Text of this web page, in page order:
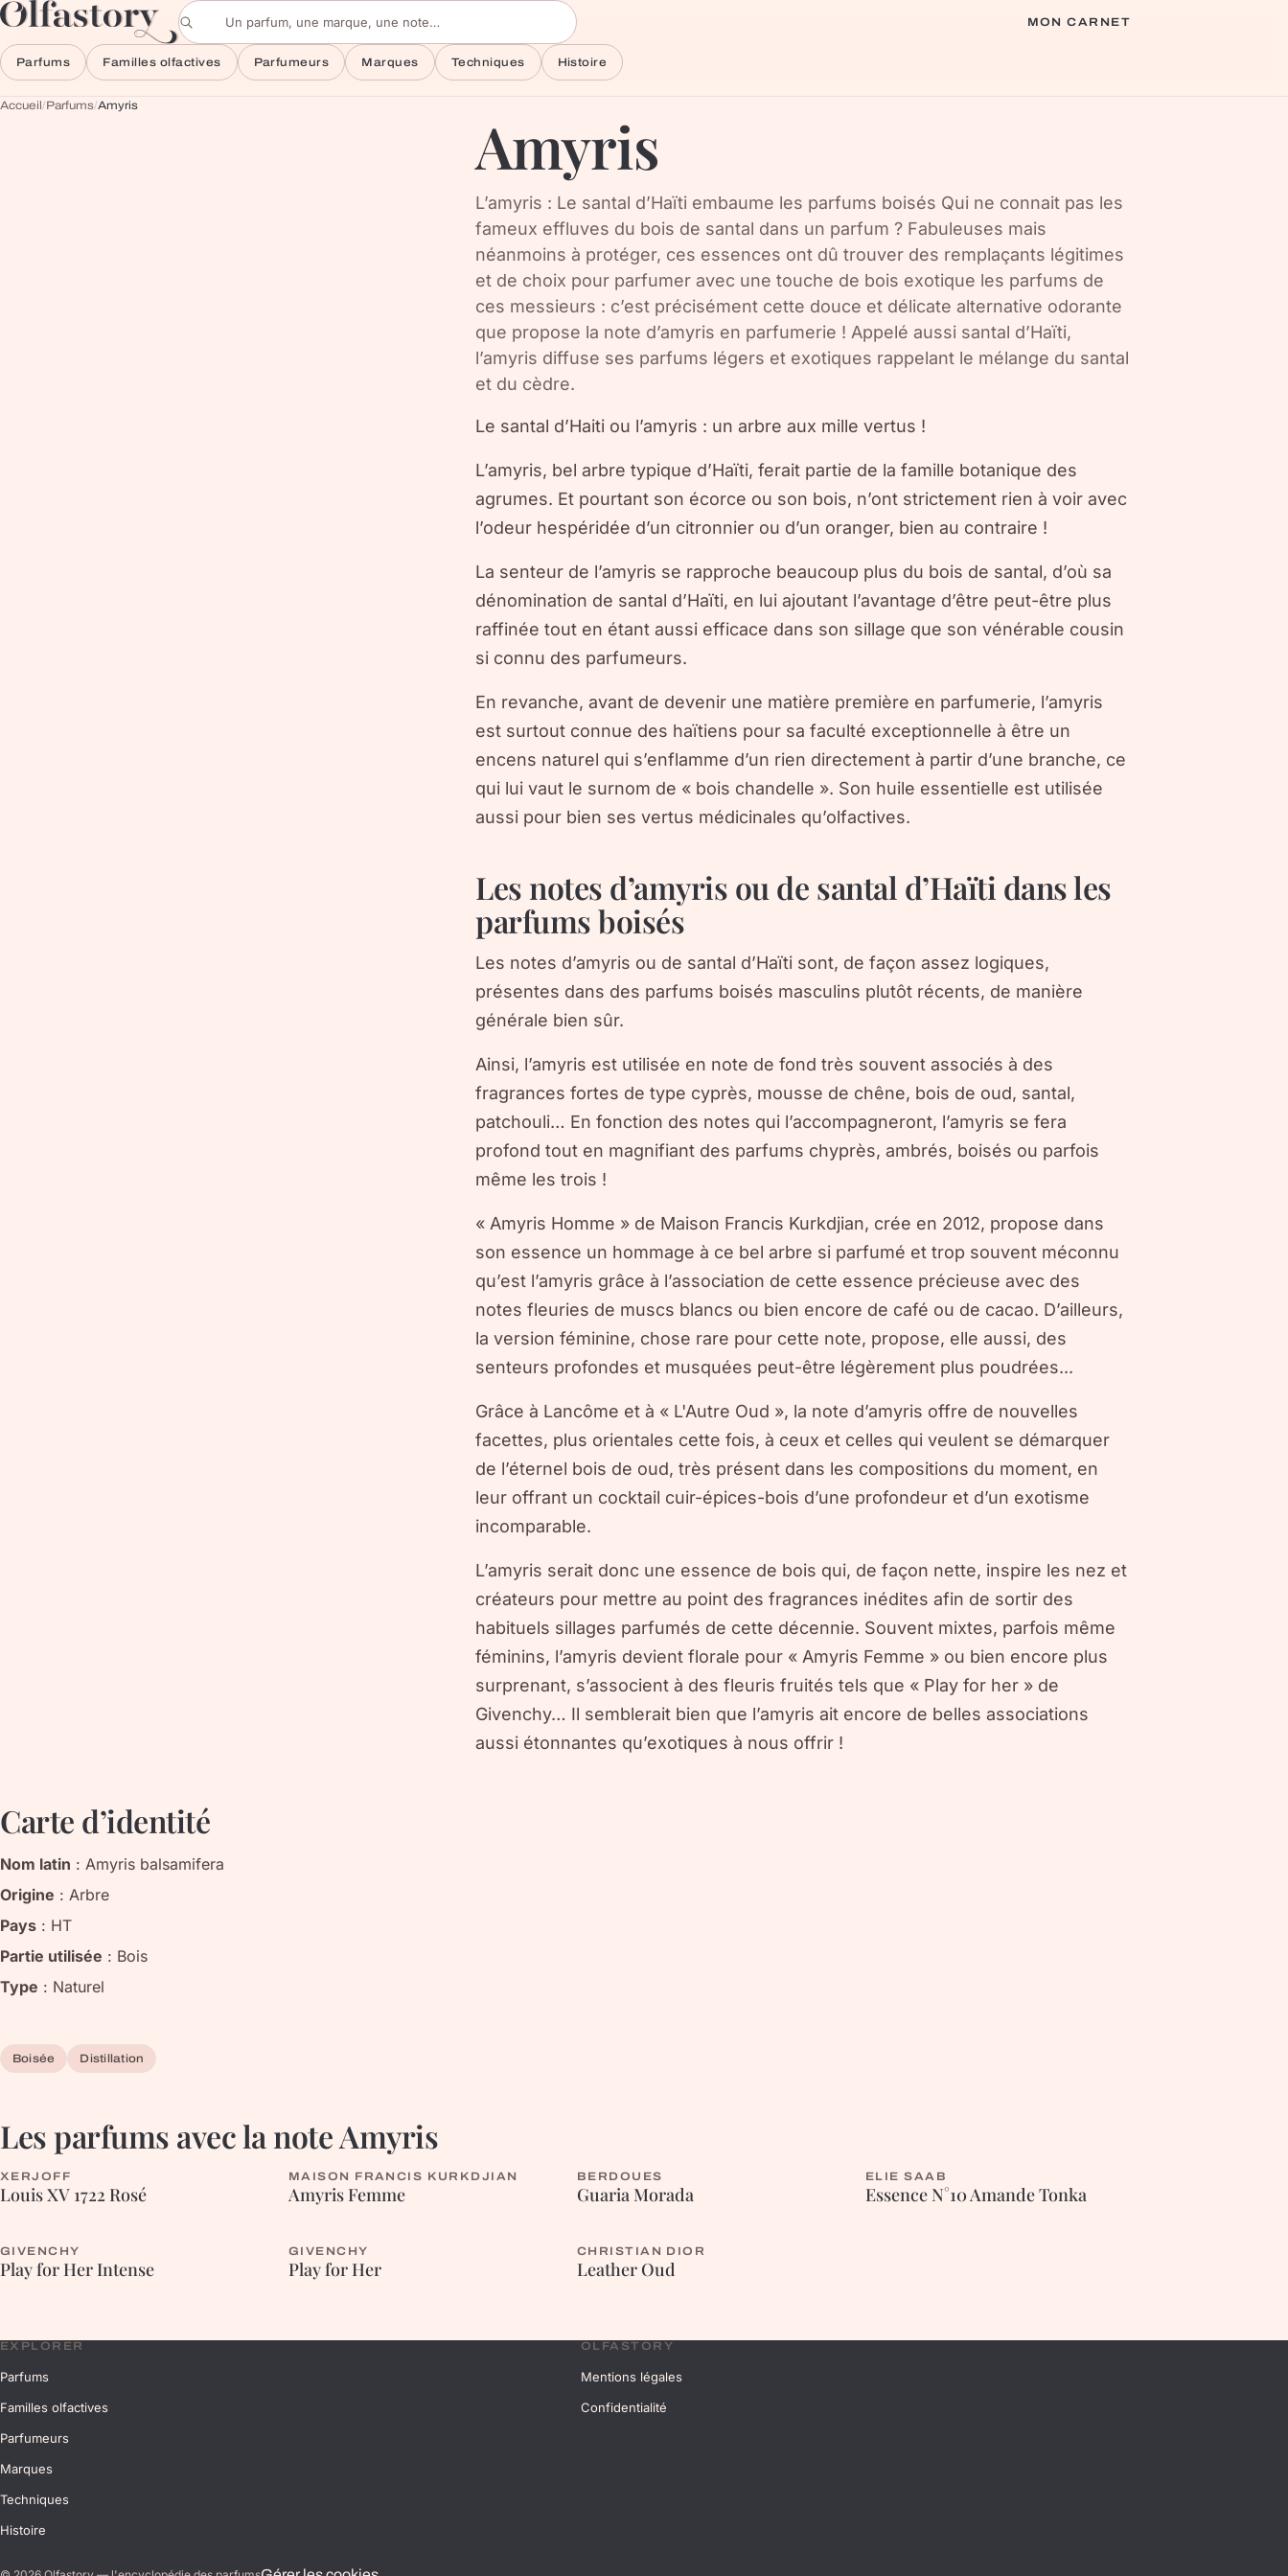
Aller au contenu
Rechercher un parfum
MON CARNET
Parfums Familles olfactives Parfumeurs Marques Techniques Histoire
Accueil/Parfums/Amyris
Amyris
L’amyris : Le santal d’Haïti embaume les parfums boisés Qui ne connait pas les
fameux effluves du bois de santal dans un parfum ? Fabuleuses mais
néanmoins à protéger, ces essences ont dû trouver des remplaçants légitimes
et de choix pour parfumer avec une touche de bois exotique les parfums de
ces messieurs : c’est précisément cette douce et délicate alternative odorante
que propose la note d’amyris en parfumerie ! Appelé aussi santal d’Haïti,
l’amyris diffuse ses parfums légers et exotiques rappelant le mélange du santal
et du cèdre.
Le santal d’Haiti ou l’amyris : un arbre aux mille vertus !
L’amyris, bel arbre typique d’Haïti, ferait partie de la famille botanique des
agrumes. Et pourtant son écorce ou son bois, n’ont strictement rien à voir avec
l’odeur hespéridée d’un citronnier ou d’un oranger, bien au contraire !
La senteur de l’amyris se rapproche beaucoup plus du bois de santal, d’où sa
dénomination de santal d’Haïti, en lui ajoutant l’avantage d’être peut-être plus
raffinée tout en étant aussi efficace dans son sillage que son vénérable cousin
si connu des parfumeurs.
En revanche, avant de devenir une matière première en parfumerie, l’amyris
est surtout connue des haïtiens pour sa faculté exceptionnelle à être un
encens naturel qui s’enflamme d’un rien directement à partir d’une branche, ce
qui lui vaut le surnom de « bois chandelle ». Son huile essentielle est utilisée
aussi pour bien ses vertus médicinales qu’olfactives.
Les notes d’amyris ou de santal d’Haïti dans les
parfums boisés
Les notes d’amyris ou de santal d’Haïti sont, de façon assez logiques,
présentes dans des parfums boisés masculins plutôt récents, de manière
générale bien sûr.
Ainsi, l’amyris est utilisée en note de fond très souvent associés à des
fragrances fortes de type cyprès, mousse de chêne, bois de oud, santal,
patchouli… En fonction des notes qui l’accompagneront, l’amyris se fera
profond tout en magnifiant des parfums chyprès, ambrés, boisés ou parfois
même les trois !
« Amyris Homme » de Maison Francis Kurkdjian, crée en 2012, propose dans
son essence un hommage à ce bel arbre si parfumé et trop souvent méconnu
qu’est l’amyris grâce à l’association de cette essence précieuse avec des
notes fleuries de muscs blancs ou bien encore de café ou de cacao. D’ailleurs,
la version féminine, chose rare pour cette note, propose, elle aussi, des
senteurs profondes et musquées peut-être légèrement plus poudrées...
Grâce à Lancôme et à « L'Autre Oud », la note d’amyris offre de nouvelles
facettes, plus orientales cette fois, à ceux et celles qui veulent se démarquer
de l’éternel bois de oud, très présent dans les compositions du moment, en
leur offrant un cocktail cuir-épices-bois d’une profondeur et d’un exotisme
incomparable.
L’amyris serait donc une essence de bois qui, de façon nette, inspire les nez et
créateurs pour mettre au point des fragrances inédites afin de sortir des
habituels sillages parfumés de cette décennie. Souvent mixtes, parfois même
féminins, l’amyris devient florale pour « Amyris Femme » ou bien encore plus
surprenant, s’associent à des fleuris fruités tels que « Play for her » de
Givenchy… Il semblerait bien que l’amyris ait encore de belles associations
aussi étonnantes qu’exotiques à nous offrir !
Carte d’identité
Nom latin : Amyris balsamifera
Origine : Arbre
Pays : HT
Partie utilisée : Bois
Type : Naturel
Boisée Distillation
Les parfums avec la noteAmyris
FRUITÉE
XERJOFF
Louis XV 1722 Rosé FLEURIE
MAISON FRANCIS KURKDJIAN
Amyris Femme FLEURIE
BERDOUES
Guaria Morada ORIENTALE
ELIE SAAB
Essence N°10 Amande Tonka
ORIENTALE
GIVENCHY
Play for Her Intense FLEURIE
GIVENCHY
Play for Her BOISÉE
CHRISTIAN DIOR
Leather Oud
EXPLORER
Parfums
Familles olfactives
Parfumeurs
Marques
Techniques
Histoire
OLFASTORY
Mentions légales
Confidentialité